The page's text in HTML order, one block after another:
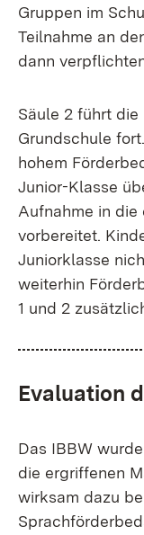
Gruppen im
Teilnahme an
dann
Säule 2 führt
Grundschule
hohem
Junior-Klasse
Aufnahme in die
vorbereitet.
Juniorklasse
weiterhin
1 und 2
Evaluation
Das IBBW
die ergriffenen
wirksam dazu